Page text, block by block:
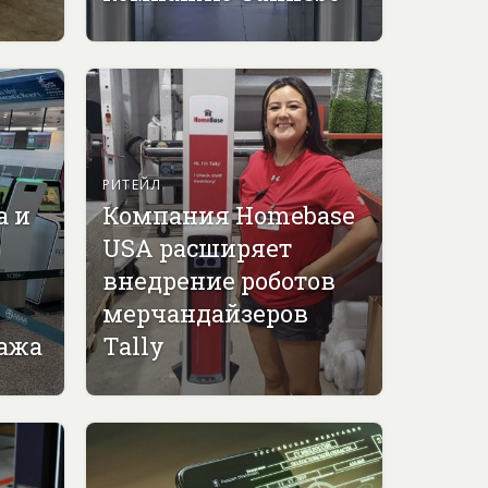
и
РИТЕЙЛ
Компания Homebase
USA расширяет
внедрение роботов
мерчандайзеров
Tally